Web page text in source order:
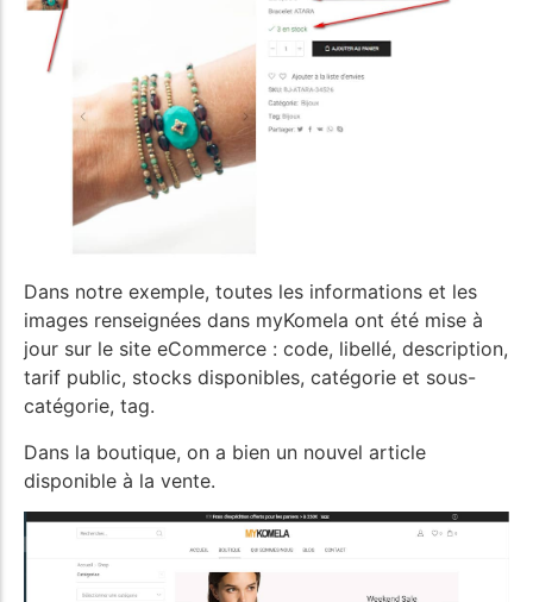
Dans notre exemple, toutes les informations et les
images renseignées dans myKomela ont été mise à
jour sur le site eCommerce : code, libellé, description,
tarif public, stocks disponibles, catégorie et sous-
catégorie, tag.
Dans la boutique, on a bien un nouvel article
disponible à la vente.